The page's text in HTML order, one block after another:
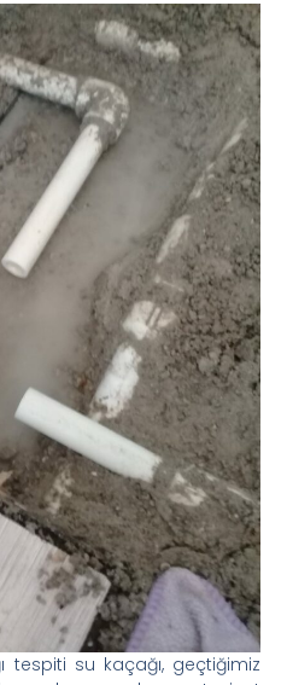
tespiti su kaçağı, geçtiğimiz